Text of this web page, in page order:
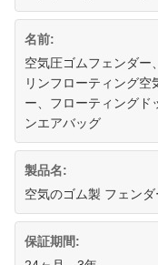
名前:
空気圧ゴムフェンダー
リンフローティング
ー、フローティングド
ンエアバッグ
製品名:
空気のゴム製 フェン
保証期間: